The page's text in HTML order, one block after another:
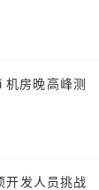
机房晚高峰测
开发人员挑战